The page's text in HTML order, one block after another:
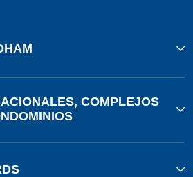
COMPLEJOS